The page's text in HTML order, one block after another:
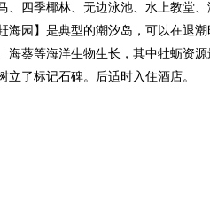
四季椰林、无边泳池、水上教堂
园】是典型的潮汐岛，可以在退
葵等海洋生物生长，其中牡蛎资
了标记石碑。后适时入住酒店。